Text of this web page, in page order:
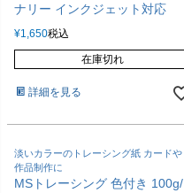
ナリー インクジェット対応
¥1,650税込
在庫切れ
詳細を見る
淡いカラーのトレーシング紙 カードや
作品制作に
MSトレーシング 色付き 100g/